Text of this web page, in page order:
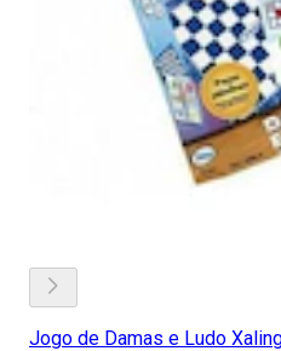
Jogo de Damas e Ludo